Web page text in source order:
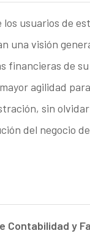
los usuarios de
una visión
financieras de su
agilidad
sin
del negocio
Contabilidad y